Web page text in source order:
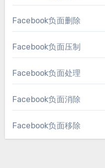
Facebook负面删除
Facebook负面压制
Facebook负面处理
Facebook负面消除
Facebook负面移除